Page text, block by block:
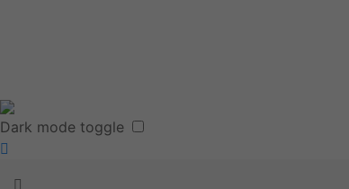
Dark mode toggle